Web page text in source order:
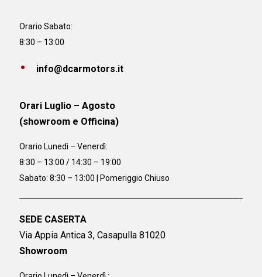
Orario Sabato:
8:30 – 13:00
info@dcarmotors.it
Orari Luglio – Agosto
(showroom e Officina)
Orario Lunedì – Venerdì:
8:30 – 13:00 / 14:30 – 19:00
Sabato: 8:30 – 13:00 | Pomeriggio Chiuso
SEDE CASERTA
Via Appia Antica 3, Casapulla 81020
Showroom